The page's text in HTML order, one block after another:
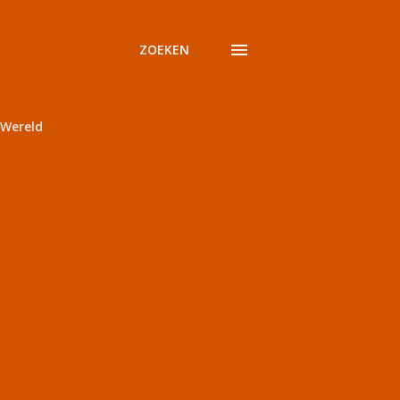
ZOEKEN